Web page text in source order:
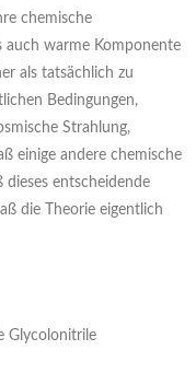
chemische
auch warme Komponente
als tatsächlich zu
Bedingungen,
Strahlung,
einige andere chemische
dieses entscheidende
die Theorie eigentlich
Glycolonitrile